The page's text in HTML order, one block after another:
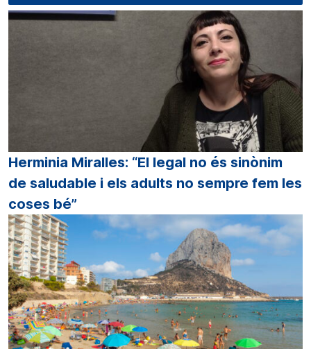
Herminia Miralles: “El legal no és sinònim
de saludable i els adults no sempre fem les
coses bé”